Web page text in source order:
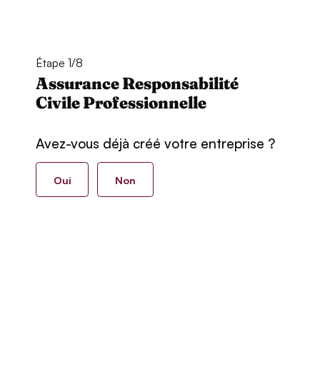
Étape 1/8
Assurance Responsabilité
Civile Professionnelle
Avez-vous déjà créé votre entreprise ?
Oui Non